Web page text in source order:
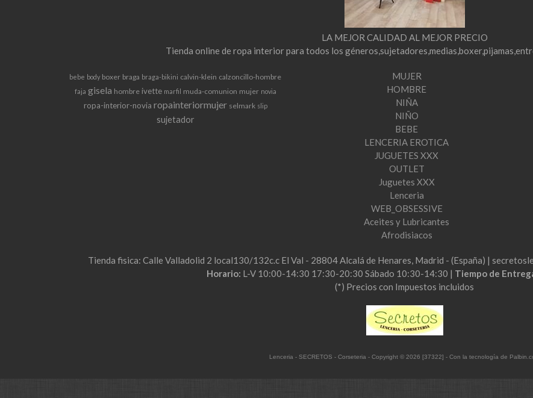
LA MEJOR CALIDAD AL MEJOR PRECIO
Tienda online de ropa interior para todos los
bebe body boxer braga braga-bikini calvin-klein calzoncillo-hombre
faja gisela hombre ivette marfil muda-comunion mujer novia
ropa-interior-novia ropainteriormujer selmark slip
sujetador
MUJER
HOMBRE
NIÑA
NIÑO
BEBE
LENCERIA EROTICA
JUGUETES XXX
OUTLET
Juguetes XXX
Lenceria
WEB_OBSESSIVE
Aceites y Lubricantes
Afrodisiacos
Tienda fisica: Calle Valladolid 2 local130/132c.c El Val - 28804 Alcalá de Henares, Madrid - (España) |
Horario: L-V 10:00-14:30 17:30-20:30 Sábado 10:30-14:30 | Tiempo de
(*) Precios con Impuestos incluidos
Lenceria - SECRETOS - Corseteria - Copyright © 2026 [37322] - Con la tecnología de